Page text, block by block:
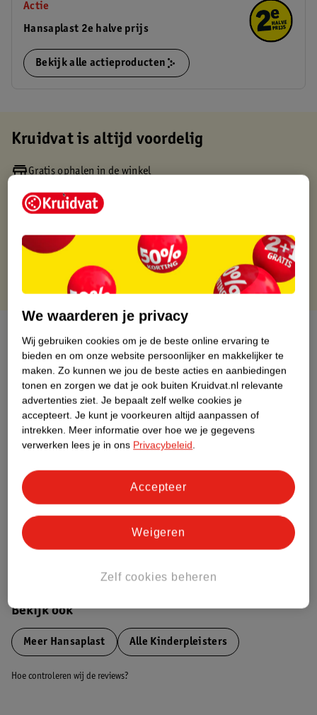
Actie
Hansaplast 2e halve prijs
Bekijk alle actieproducten
Kruidvat is altijd voordelig
Gratis ophalen in de winkel
Gratis thuisbezorgd vanaf 50.00
Gratis punten met je Kruidvat kaart
Over dit product
Productinformatie
Etiketinformatie
Nature Impact Score
Dit product heeft (nog) geen Nature
Impact Score.
Bekijk ook
Meer Hansaplast Alle Kinderpleisters
Hoe controleren wij de reviews?
We waarderen je privacy
Wij gebruiken cookies om je de beste online ervaring te
bieden en om onze website persoonlijker en makkelijker te
maken. Zo kunnen we jou de beste acties en aanbiedingen
tonen en zorgen we dat je ook buiten Kruidvat.nl relevante
advertenties ziet. Je bepaalt zelf welke cookies je
accepteert. Je kunt je voorkeuren altijd aanpassen of
intrekken. Meer informatie over hoe we je gegevens
verwerken lees je in ons Privacybeleid.
Zelf cookies beheren
Weigeren
Accepteer